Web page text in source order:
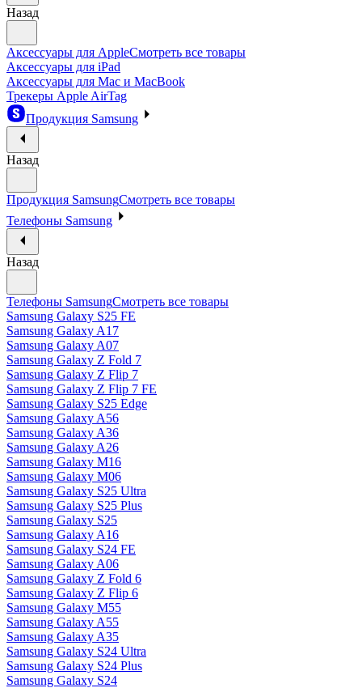
Назад
Аксессуары для AppleСмотреть все товары
Аксессуары для iPad
Аксессуары для Mac и MacBook
Трекеры Apple AirTag
Продукция Samsung
Назад
Продукция SamsungСмотреть все товары
Телефоны Samsung
Назад
Телефоны SamsungСмотреть все товары
Samsung Galaxy S25 FE
Samsung Galaxy A17
Samsung Galaxy A07
Samsung Galaxy Z Fold 7
Samsung Galaxy Z Flip 7
Samsung Galaxy Z Flip 7 FE
Samsung Galaxy S25 Edge
Samsung Galaxy A56
Samsung Galaxy A36
Samsung Galaxy A26
Samsung Galaxy M16
Samsung Galaxy M06
Samsung Galaxy S25 Ultra
Samsung Galaxy S25 Plus
Samsung Galaxy S25
Samsung Galaxy A16
Samsung Galaxy S24 FE
Samsung Galaxy A06
Samsung Galaxy Z Fold 6
Samsung Galaxy Z Flip 6
Samsung Galaxy M55
Samsung Galaxy A55
Samsung Galaxy A35
Samsung Galaxy S24 Ultra
Samsung Galaxy S24 Plus
Samsung Galaxy S24